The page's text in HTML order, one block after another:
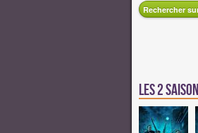
Rechercher
Les 2